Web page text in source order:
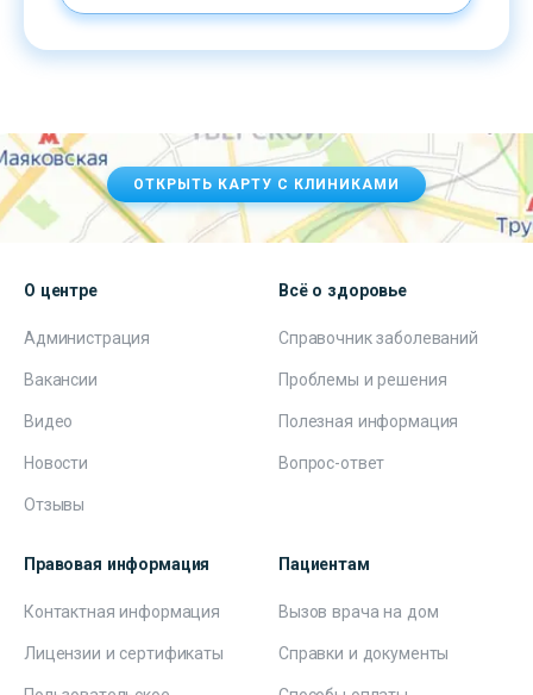
ОТКРЫТЬ КАРТУ С КЛИНИКАМИ
О центре
Администрация
Вакансии
Видео
Новости
Отзывы
Всё о здоровье
Справочник заболеваний
Проблемы и решения
Полезная информация
Вопрос-ответ
Правовая информация
Контактная информация
Лицензии и сертификаты
Пациентам
Вызов врача на дом
Справки и документы